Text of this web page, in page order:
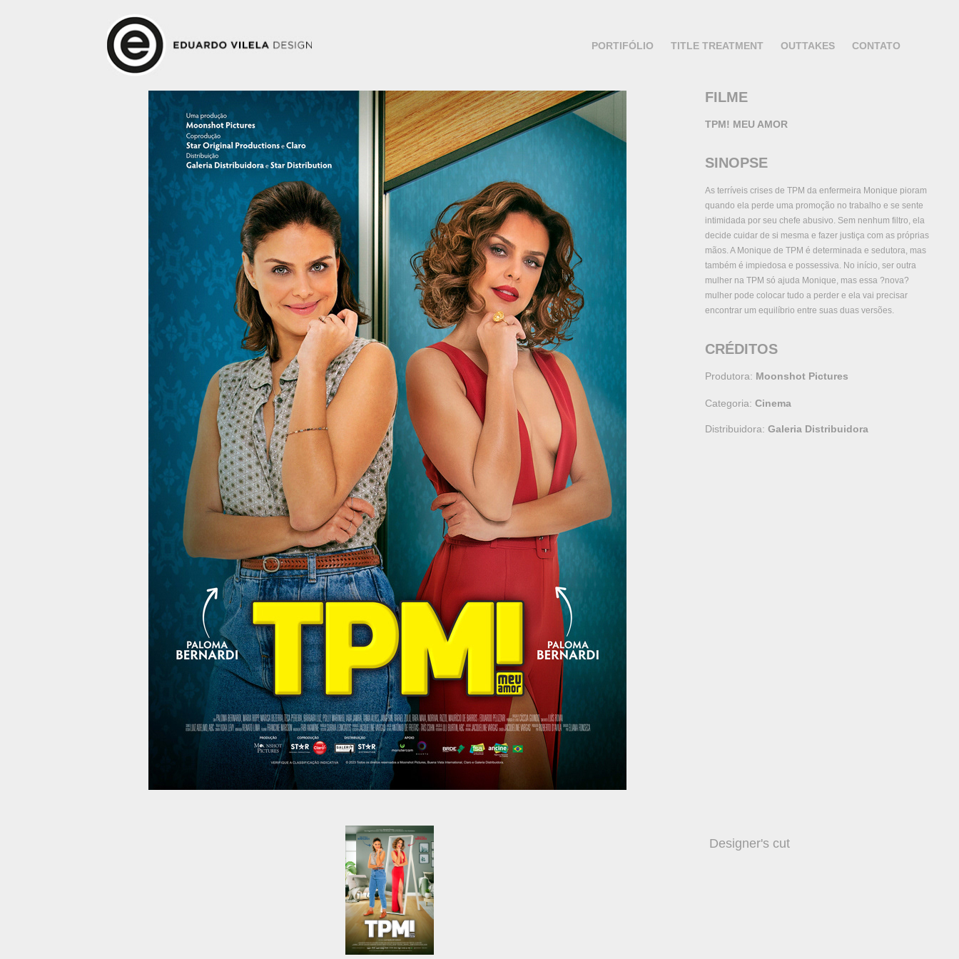
PORTIFÓLIO TITLE TREATMENT OUTTAKES CONTATO
FILME
TPM! MEU AMOR
SINOPSE
As terríveis crises de TPM da enfermeira Monique pioram
quando ela perde uma promoção no trabalho e se sente
intimidada por seu chefe abusivo. Sem nenhum filtro, ela
decide cuidar de si mesma e fazer justiça com as próprias
mãos. A Monique de TPM é determinada e sedutora, mas
também é impiedosa e possessiva. No início, ser outra
mulher na TPM só ajuda Monique, mas essa ?nova?
mulher pode colocar tudo a perder e ela vai precisar
encontrar um equilíbrio entre suas duas versões.
CRÉDITOS
Produtora: Moonshot Pictures
Categoria:Cinema
Distribuidora:Galeria Distribuidora
Designer's cut